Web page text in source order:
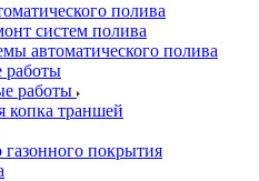
полива
систем полива
автоматического полива
работы
работы
копка траншей
газонного покрытия